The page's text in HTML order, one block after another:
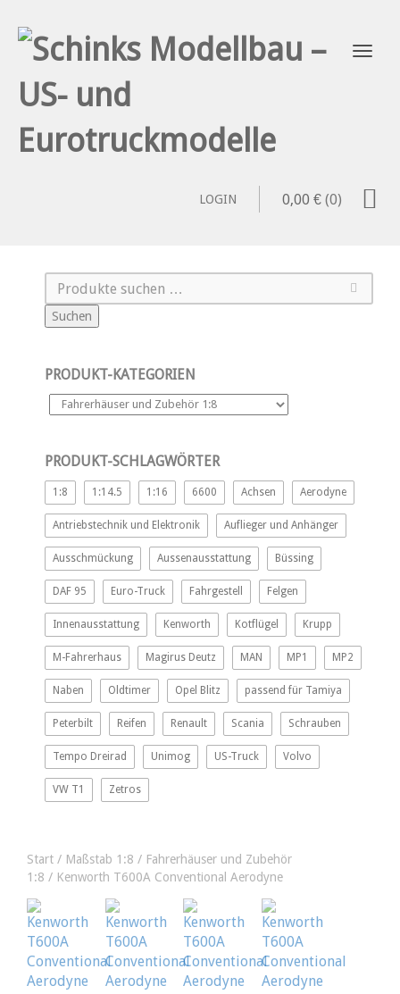
0,00 € (0)
LOGIN
Suchen
PRODUKT-KATEGORIEN
PRODUKT-SCHLAGWÖRTER
1:8 1:14.5 1:16 6600 Achsen Aerodyne
Antriebstechnik und Elektronik Auflieger und Anhänger
Ausschmückung Aussenausstattung Büssing
DAF 95 Euro-Truck Fahrgestell Felgen
Innenausstattung Kenworth Kotflügel Krupp
M-Fahrerhaus Magirus Deutz MAN MP1 MP2
Naben Oldtimer Opel Blitz passend für Tamiya
Peterbilt Reifen Renault Scania Schrauben
Tempo Dreirad Unimog US-Truck Volvo
VW T1 Zetros
Start / Maßstab 1:8 / Fahrerhäuser und Zubehör
1:8 / Kenworth T600A Conventional Aerodyne